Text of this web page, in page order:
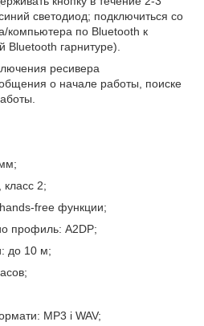
светодиод; подключиться со
компьютера по Bluetooth к
Bluetooth гарнитуре).
ресивера
о начале работы, поиске
2;
free функции;
профиль: A2DP;
до 10 м;
MP3 і WAV;